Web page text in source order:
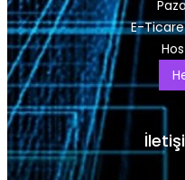
E-